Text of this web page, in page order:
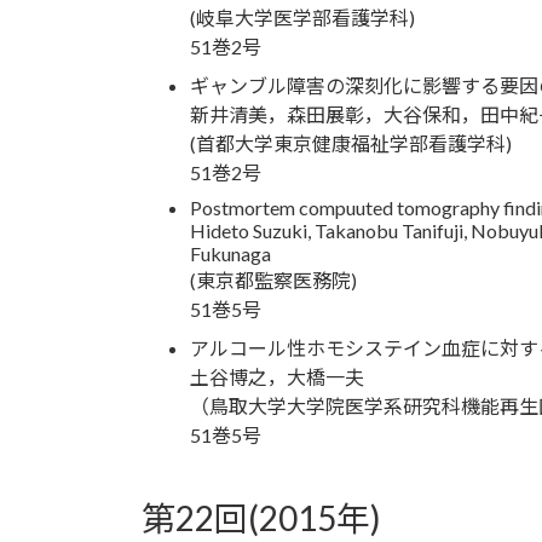
(岐阜大学医学部看護学科)
51巻2号
ギャンブル障害の深刻化に影響する要
新井清美，森田展彰，大谷保和，田中
(首都大学東京健康福祉学部看護学科)
51巻2号
Postmortem compuuted tomography
Hideto Suzuki, Takanobu Tanifuji,
Fukunaga
(東京都監察医務院)
51巻5号
アルコール性ホモシステイン血症に対
土谷博之，大橋一夫
（鳥取大学大学院医学系研究科機能再
51巻5号
第22回(2015年)